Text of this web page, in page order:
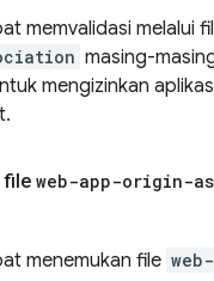
memvalidasi melalui
masing-
mengizinkan
file web-app-origin-
menemukan file